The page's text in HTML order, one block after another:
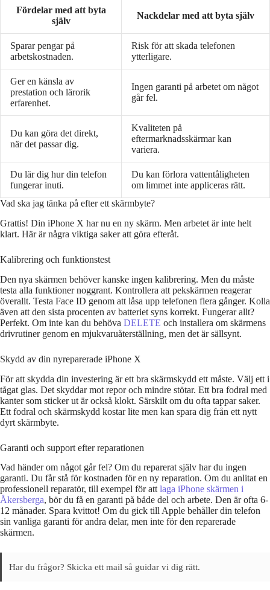
Fördelar med att byta
själv
Nackdelar med att byta själv
Sparar pengar på
arbetskostnaden.
Risk för att skada telefonen
ytterligare.
Ger en känsla av
prestation och lärorik
erfarenhet.
Ingen garanti på arbetet om något
går fel.
Du kan göra det direkt,
när det passar dig.
Kvaliteten på
eftermarknadsskärmar kan
variera.
Du lär dig hur din telefon
fungerar inuti.
Du kan förlora vattentåligheten
om limmet inte appliceras rätt.
Vad ska jag tänka på efter ett skärmbyte?
Grattis! Din iPhone X har nu en ny skärm. Men arbetet är inte helt
klart. Här är några viktiga saker att göra efteråt.
Kalibrering och funktionstest
Den nya skärmen behöver kanske ingen kalibrering. Men du måste
testa alla funktioner noggrant. Kontrollera att pekskärmen reagerar
överallt. Testa Face ID genom att låsa upp telefonen flera gånger. Kolla
även att den sista procenten av batteriet syns korrekt. Fungerar allt?
Perfekt. Om inte kan du behöva DELETE och installera om skärmens
drivrutiner genom en mjukvaruåterställning, men det är sällsynt.
Skydd av din nyreparerade iPhone X
För att skydda din investering är ett bra skärmskydd ett måste. Välj ett i
tågat glas. Det skyddar mot repor och mindre stötar. Ett bra fodral med
kanter som sticker ut är också klokt. Särskilt om du ofta tappar saker.
Ett fodral och skärmskydd kostar lite men kan spara dig från ett nytt
dyrt skärmbyte.
Garanti och support efter reparationen
Vad händer om något går fel? Om du reparerat själv har du ingen
garanti. Du får stå för kostnaden för en ny reparation. Om du anlitat en
professionell reparatör, till exempel för att laga iPhone skärmen i
Åkersberga, bör du få en garanti på både del och arbete. Den är ofta 6-
12 månader. Spara kvittot! Om du gick till Apple behåller din telefon
sin vanliga garanti för andra delar, men inte för den reparerade
skärmen.
Har du frågor? Skicka ett mail så guidar vi dig rätt.